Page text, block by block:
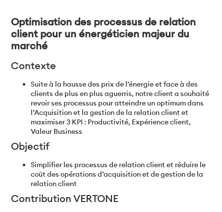
Optimisation des processus de relation
client pour un énergéticien majeur du
marché
Contexte
Suite à la hausse des prix de l’énergie et face à des
clients de plus en plus aguerris, notre client a souhaité
revoir ses processus pour atteindre un optimum dans
l’Acquisition et la gestion de la relation client et
maximiser 3 KPI : Productivité, Expérience client,
Valeur Business
Objectif
Simplifier les processus de relation client et réduire le
coût des opérations d’acquisition et de gestion de la
relation client
Contribution VERTONE